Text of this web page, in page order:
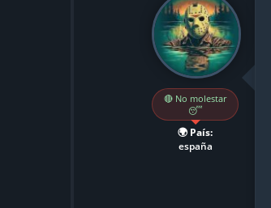
🔴 No molestar
😴
🌍 País:
españa